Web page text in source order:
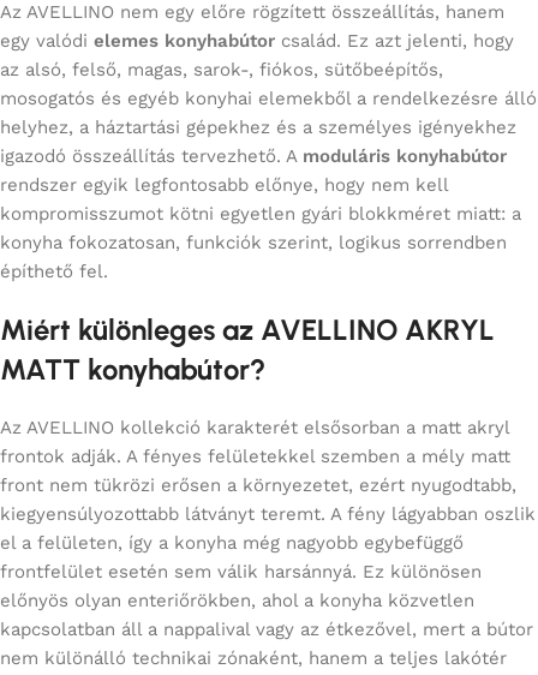
Az AVELLINO nem egy előre rögzített összeállítás, hanem
egy valódi elemes konyhabútor család. Ez azt jelenti, hogy
az alsó, felső, magas, sarok-, fiókos, sütőbeépítős,
mosogatós és egyéb konyhai elemekből a rendelkezésre álló
helyhez, a háztartási gépekhez és a személyes igényekhez
igazodó összeállítás tervezhető. A moduláris konyhabútor
rendszer egyik legfontosabb előnye, hogy nem kell
kompromisszumot kötni egyetlen gyári blokkméret miatt: a
konyha fokozatosan, funkciók szerint, logikus sorrendben
építhető fel.
Miért különleges az AVELLINO AKRYL
MATT konyhabútor?
Az AVELLINO kollekció karakterét elsősorban a matt akryl
frontok adják. A fényes felületekkel szemben a mély matt
front nem tükrözi erősen a környezetet, ezért nyugodtabb,
kiegyensúlyozottabb látványt teremt. A fény lágyabban oszlik
el a felületen, így a konyha még nagyobb egybefüggő
frontfelület esetén sem válik harsánnyá. Ez különösen
előnyös olyan enteriőrökben, ahol a konyha közvetlen
kapcsolatban áll a nappalival vagy az étkezővel, mert a bútor
nem különálló technikai zónaként, hanem a teljes lakótér